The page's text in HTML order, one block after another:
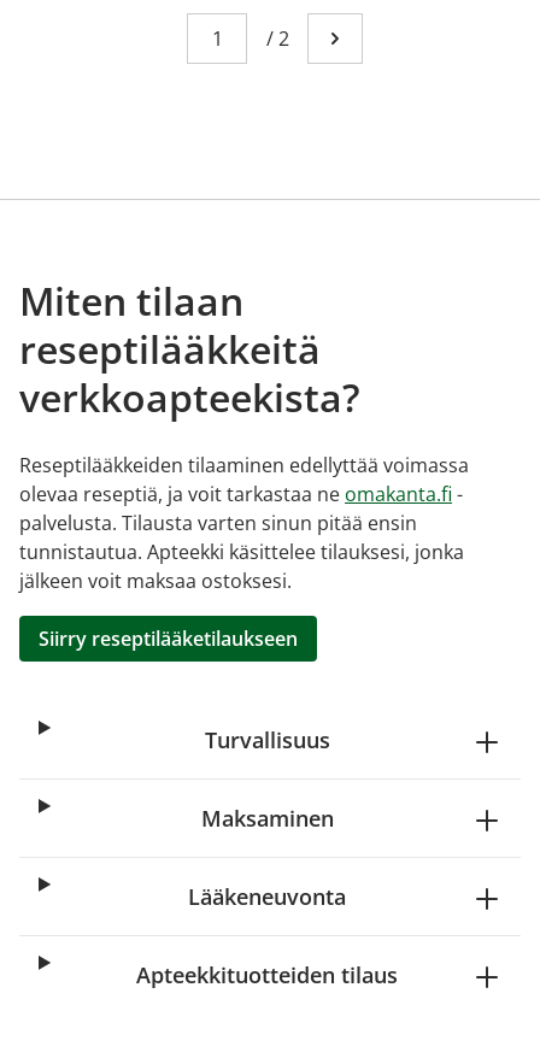
Sivu
You're currently reading page 1
/2 Mene seuraavalle
Miten tilaan
reseptilääkkeitä
verkkoapteekista?
Reseptilääkkeiden tilaaminen edellyttää voimassa
olevaa reseptiä, ja voit tarkastaa ne omakanta.fi -
palvelusta. Tilausta varten sinun pitää ensin
tunnistautua. Apteekki käsittelee tilauksesi, jonka
jälkeen voit maksaa ostoksesi.
Siirry reseptilääketilaukseen
Turvallisuus
Maksaminen
Lääkeneuvonta
Apteekkituotteiden tilaus